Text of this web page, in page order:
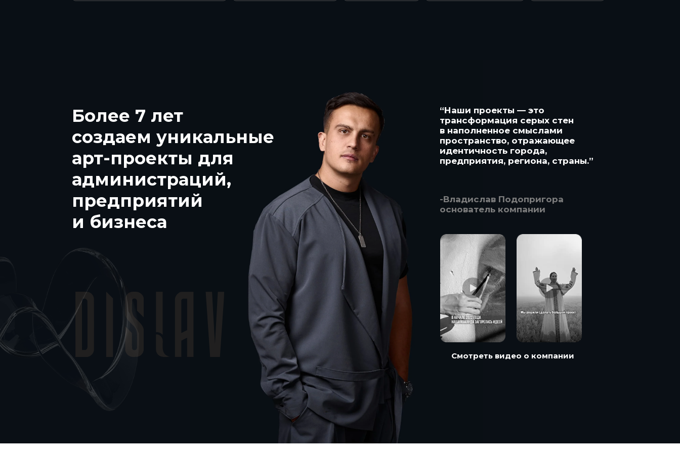
Более 7 лет
создаем уникальные
арт-проекты для
администраций,
предприятий
и бизнеса
“Наши проекты — это
трансформация серых стен
в наполненное смыслами
пространство, отражающее
идентичность города,
предприятия, региона, страны.”
-Владислав Подопригора
основатель компании
Смотреть видео о компании